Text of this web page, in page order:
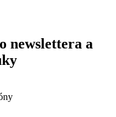
newslettera a